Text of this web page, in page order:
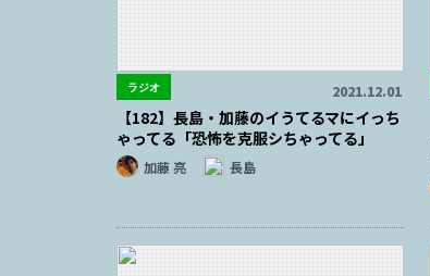
ラジオ 2021.12.01
【182】長島・加藤のイうてるマにイっち
ゃってる「恐怖を克服シちゃってる」
加藤 亮 長島